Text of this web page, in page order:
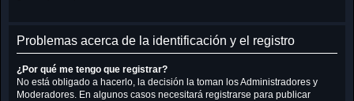
Problemas acerca de la identificación y el registro
¿Por qué me tengo que registrar?
No está obligado a hacerlo, la decisión la toman los Administradores y
Moderadores. En algunos casos necesitará registrarse para publicar